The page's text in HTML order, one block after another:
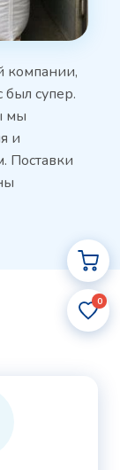
0
компании,
был супер.
мы
и
Поставки